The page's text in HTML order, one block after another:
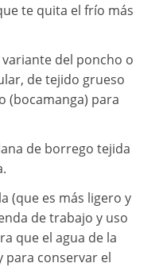
te quita el frío más
del poncho o
de tejido grueso
(bocamanga) para
de borrego tejida
(que es más ligero y
de trabajo y uso
que el agua de la
para conservar el